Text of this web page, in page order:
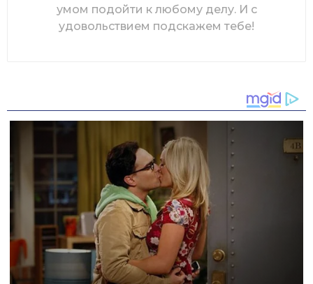
умом подойти к любому делу. И с
удовольствием подскажем тебе!